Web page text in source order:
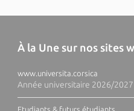
À la Une sur nos sites
www.universita.corsica
Année universitaire 2026/
Etudiants & futurs étudiants